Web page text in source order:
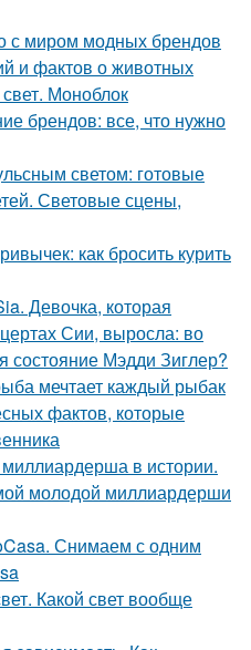
с миром модных брендов
и фактов о животных
Моноблок
брендов: все, что нужно
светом: готовые
Световые сцены,
как бросить курить
Девочка, которая
Сии, выросла: во
состояние Мэдди Зиглер?
мечтает каждый рыбак
фактов, которые
в истории.
молодой миллиардерши
Снимаем с одним
Какой свет вообще